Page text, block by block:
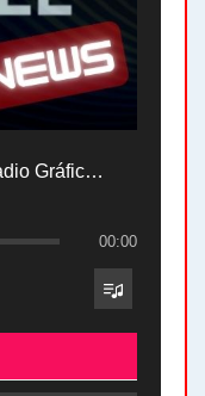
El Bucle News en Radio Gráfica. Bloque 2 . 28.04.24
00:00
El Bucle News en Radio Gráfica. Bloque 2 . 28.04.24 - Jorge Gres